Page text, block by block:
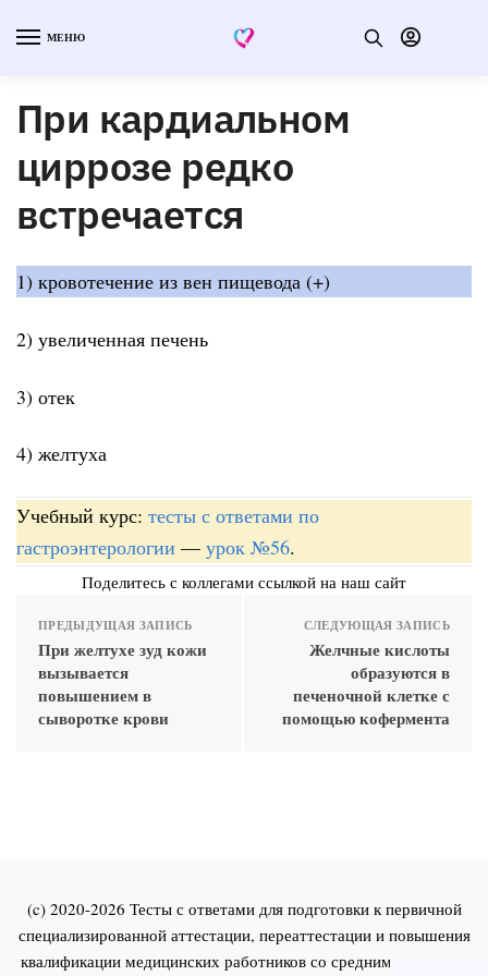
МЕНЮ
При кардиальном
циррозе редко
встречается
1) кровотечение из вен пищевода (+)
2) увеличенная печень
3) отек
4) желтуха
Учебный курс: тесты с ответами по
гастроэнтерологии — урок №56.
Поделитесь с коллегами ссылкой на наш сайт
ПРЕДЫДУЩАЯ ЗАПИСЬ
При желтухе зуд кожи
вызывается
повышением в
сыворотке крови
СЛЕДУЮЩАЯ ЗАПИСЬ
Желчные кислоты
образуются в
печеночной клетке с
помощью кофермента
(c) 2020-2026 Тесты с ответами для подготовки к первичной
специализированной аттестации, переаттестации и повышения
квалификации медицинских работников со средним и высшим